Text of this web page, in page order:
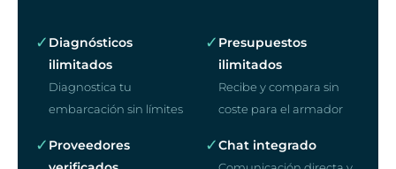
✓ Diagnósticos
ilimitados
Diagnostica tu
embarcación sin límites
✓ Presupuestos
ilimitados
Recibe y compara sin
coste para el armador
✓ Proveedores
✓Chat integrado